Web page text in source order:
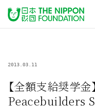
2013.03.11
【全額支給奨学
Peacebuilders